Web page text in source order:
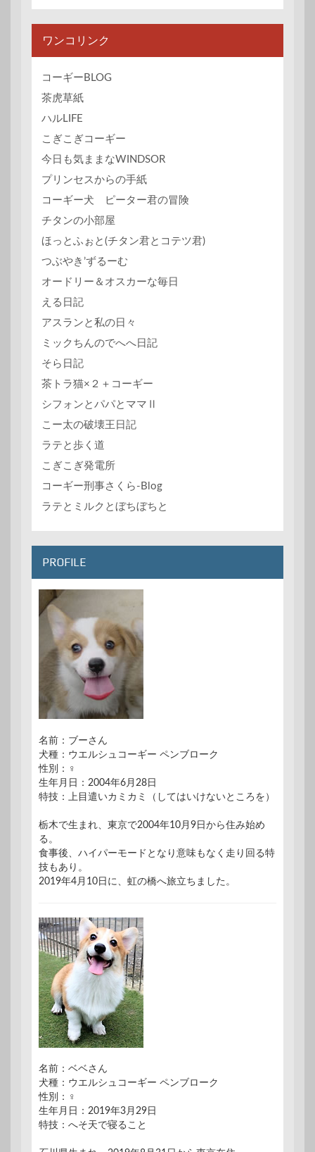
ワンコリンク
コーギーBLOG
茶虎草紙
ハルLIFE
こぎこぎコーギー
今日も気ままなWINDSOR
プリンセスからの手紙
コーギー犬 ピーター君の冒険
チタンの小部屋
ほっとふぉと(チタン君とコテツ君)
つぶやき’ずるーむ
オードリー＆オスカーな毎日
える日記
アスランと私の日々
ミックちんのでへへ日記
そら日記
茶トラ猫×２＋コーギー
シフォンとパパとママⅡ
こー太の破壊王日記
ラテと歩く道
こぎこぎ発電所
コーギー刑事さくら-Blog
ラテとミルクとぼちぼちと
PROFILE
名前：ブーさん
犬種：ウエルシュコーギー ペンブローク
性別：♀
生年月日：2004年6月28日
特技：上目遣いカミカミ（してはいけないところを）
栃木で生まれ、東京で2004年10月9日から住み始め
る。
食事後、ハイパーモードとなり意味もなく走り回る特
技もあり。
2019年4月10日に、虹の橋へ旅立ちました。
名前：ベベさん
犬種：ウエルシュコーギー ペンブローク
性別：♀
生年月日：2019年3月29日
特技：へそ天で寝ること